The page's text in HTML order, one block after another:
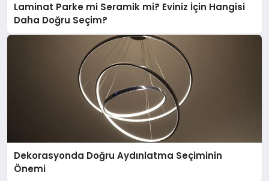
Laminat Parke mi Seramik mi? Eviniz İçin Hangisi
Daha Doğru Seçim?
Dekorasyonda Doğru Aydınlatma Seçiminin
Önemi